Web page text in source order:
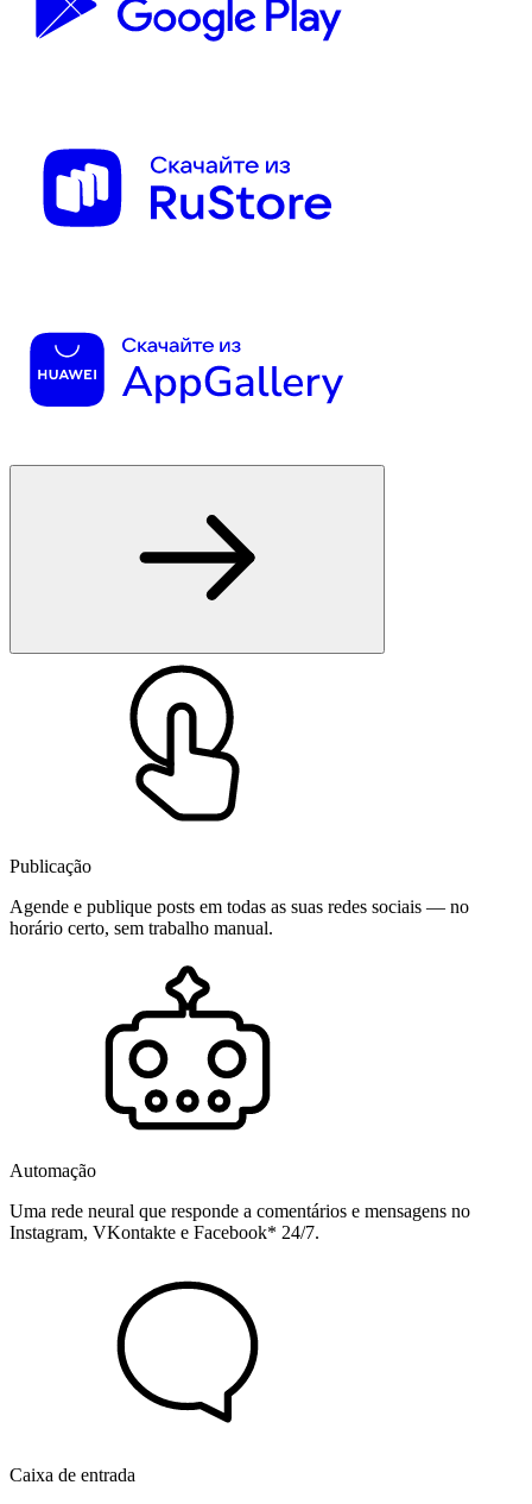
Publicação
Agende e publique posts em todas as suas redes sociais — no
horário certo, sem trabalho manual.
Automação
Uma rede neural que responde a comentários e mensagens no
Instagram, VKontakte e Facebook* 24/7.
Caixa de entrada